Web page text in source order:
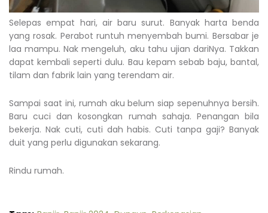
Selepas empat hari, air baru surut. Banyak harta benda
yang rosak. Perabot runtuh menyembah bumi. Bersabar je
laa mampu. Nak mengeluh, aku tahu ujian dariNya. Takkan
dapat kembali seperti dulu. Bau kepam sebab baju, bantal,
tilam dan fabrik lain yang terendam air.
Sampai saat ini, rumah aku belum siap sepenuhnya bersih.
Baru cuci dan kosongkan rumah sahaja. Penangan bila
bekerja. Nak cuti, cuti dah habis. Cuti tanpa gaji? Banyak
duit yang perlu digunakan sekarang.
Rindu rumah.